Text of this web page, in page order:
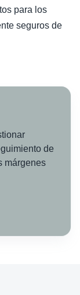
para los
seguros de
de
márgenes